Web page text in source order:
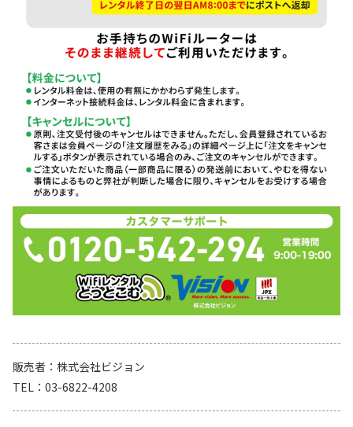
販売者
株式会社ビジョン
TEL
03-6822-4208